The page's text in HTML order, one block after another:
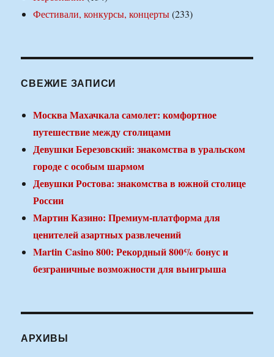
Фестивали, конкурсы, концерты(233)
СВЕЖИЕ ЗАПИСИ
Москва Махачкала самолет: комфортное
путешествие между столицами
Девушки Березовский: знакомства в уральском
городе с особым шармом
Девушки Ростова: знакомства в южной столице
России
Мартин Казино: Премиум-платформа для
ценителей азартных развлечений
Martin Casino 800: Рекордный 800% бонус и
безграничные возможности для выигрыша
АРХИВЫ